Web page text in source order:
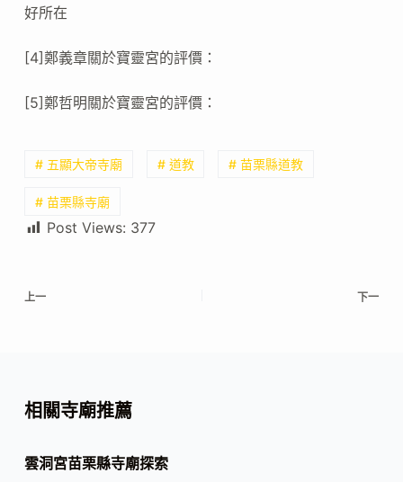
好所在
[4]鄭義章關於寶靈宮的評價：
[5]鄭哲明關於寶靈宮的評價：
# 五顯大帝寺廟 # 道教 # 苗栗縣道教
# 苗栗縣寺廟
Post Views: 377
上一 下一
相關寺廟推薦
雲洞宮苗栗縣寺廟探索